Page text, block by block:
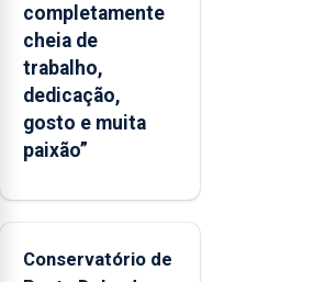
completamente
cheia de
trabalho,
dedicação,
gosto e muita
paixão”
Conservatório de